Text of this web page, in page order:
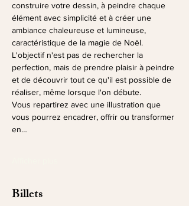
construire votre dessin, à peindre chaque
élément avec simplicité et à créer une
ambiance chaleureuse et lumineuse,
caractéristique de la magie de Noël.
L'objectif n'est pas de rechercher la
perfection, mais de prendre plaisir à peindre
et de découvrir tout ce qu'il est possible de
réaliser, même lorsque l'on débute.
Vous repartirez avec une illustration que
vous pourrez encadrer, offrir ou transformer
en…
Billets